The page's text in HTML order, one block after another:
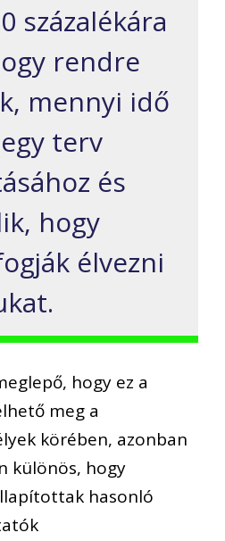
százalékára
rendre
mennyi idő
terv
és
hogy
élvezni
hogy ez a
meg a
körében, azonban
különös, hogy
hasonló